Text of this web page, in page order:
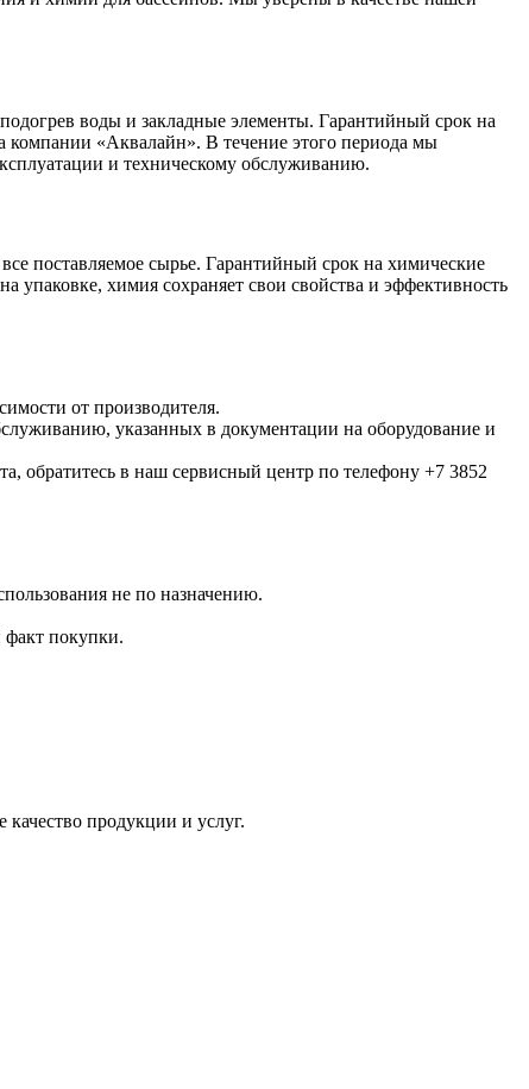
воды и закладные элементы. Гарантийный срок на
компании «Аквалайн». В течение этого периода мы
и техническому обслуживанию.
поставляемое сырье. Гарантийный срок на химические
упаковке, химия сохраняет свои свойства и эффективность
от производителя.
указанных в документации на оборудование и
обратитесь в наш сервисный центр по телефону +7 3852
не по назначению.
покупки.
продукции и услуг.